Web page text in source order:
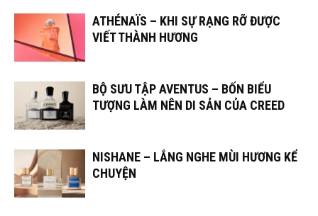
ATHÉNAÏS – KHI SỰ RẠNG RỠ ĐƯỢC
VIẾT THÀNH HƯƠNG
BỘ SƯU TẬP AVENTUS – BỐN BIỂU
TƯỢNG LÀM NÊN DI SẢN CỦA CREED
NISHANE – LẮNG NGHE MÙI HƯƠNG KỂ
CHUYỆN